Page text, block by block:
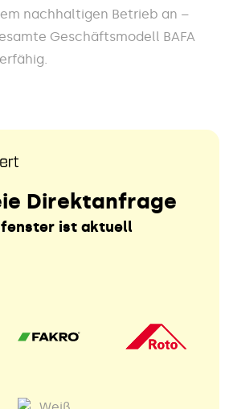
nachhaltigen Betrieb an –
Geschäftsmodell BAFA
Direktanfrage
ist aktuell